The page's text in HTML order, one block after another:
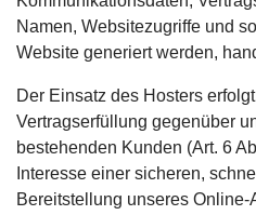
Namen, Websitezugriffe und
Website generiert werden,
Der Einsatz des Hosters
Vertragserfüllung gegenüber
bestehenden Kunden (Art. 6
Interesse einer sicheren,
Bereitstellung unseres